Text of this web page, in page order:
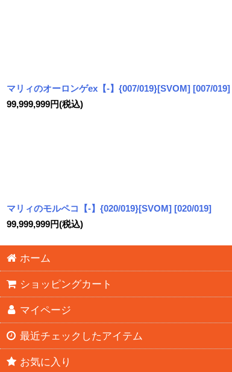
マリィのオーロンゲex【-】{007/019}[SVOM] [007/019]
99,999,999円(税込)
マリィのモルペコ【-】{020/019}[SVOM] [020/019]
99,999,999円(税込)
ホーム
ショッピングカート
マイページ
最近チェックしたアイテム
お気に入り